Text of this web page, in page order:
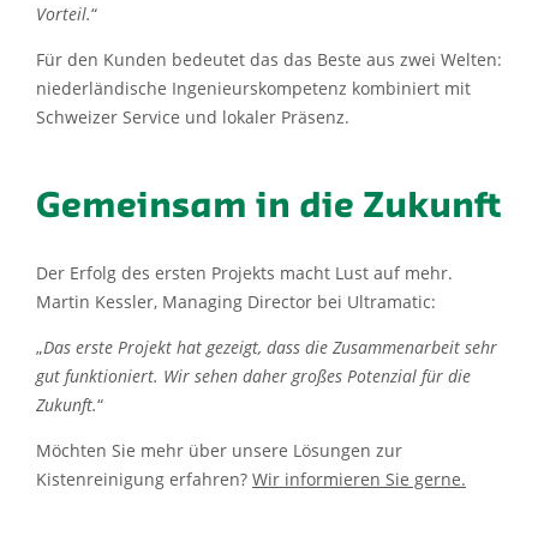
Vorteil.“
Für den Kunden bedeutet das das Beste aus zwei Welten:
niederländische Ingenieurskompetenz kombiniert mit
Schweizer Service und lokaler Präsenz.
Gemeinsam in die Zukunft
Der Erfolg des ersten Projekts macht Lust auf mehr.
Martin Kessler, Managing Director bei Ultramatic:
„Das erste Projekt hat gezeigt, dass die Zusammenarbeit sehr
gut funktioniert. Wir sehen daher großes Potenzial für die
Zukunft.“
Möchten Sie mehr über unsere Lösungen zur
Kistenreinigung erfahren? Wir informieren Sie gerne.